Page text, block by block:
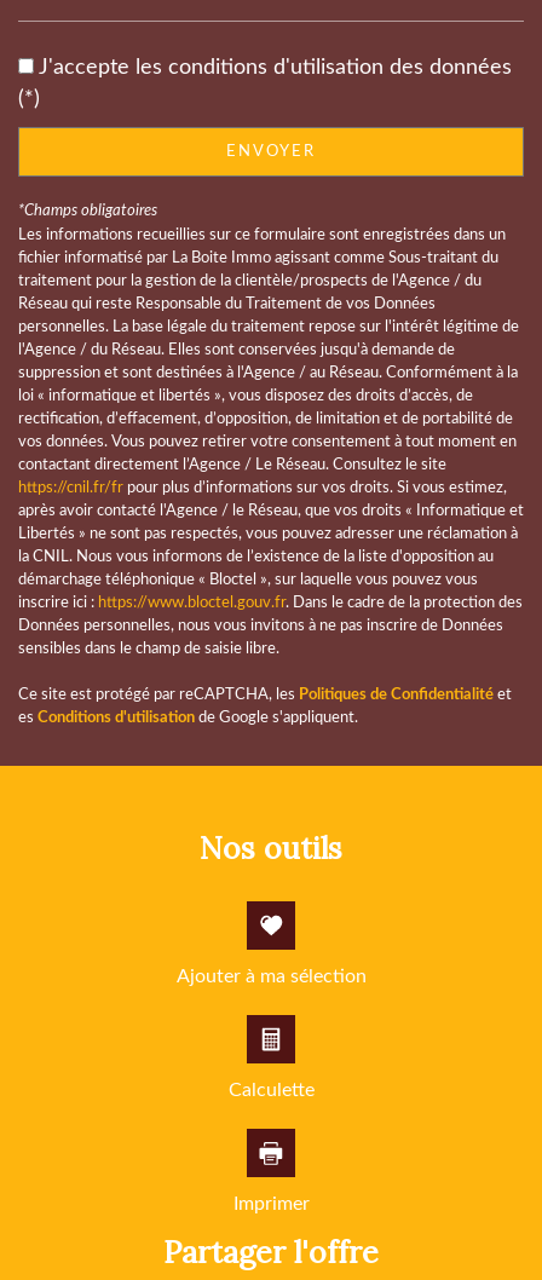
Propriétaires (vs. locataires)
Taxe habitation 5,61 %
Taxe foncière
Habitants de moins de 25 ans 20,41 %
Habitants de 25 à 55 ans
Habitants de plus de 55 ans 47,85 %
Nombre d'enfants par famille 0,60
Familles sans enfant 74,19 %
Familles avec 1 ou 2 enfants
Maisons 94,65 %
Appartements 5,35 %
Familles avec 3 enfants
J'accepte les conditions d'utilisation des données
(*)
ENVOYER
*Champs obligatoires
Les informations recueillies sur ce formulaire sont enregistrées dans un
fichier informatisé par La Boite Immo agissant comme Sous-traitant du
traitement pour la gestion de la clientèle/prospects de l'Agence / du
Réseau qui reste Responsable du Traitement de vos Données
personnelles. La base légale du traitement repose sur l'intérêt légitime de
l'Agence / du Réseau. Elles sont conservées jusqu'à demande de
suppression et sont destinées à l'Agence / au Réseau. Conformément à la
loi « informatique et libertés », vous disposez des droits d’accès, de
rectification, d’effacement, d’opposition, de limitation et de portabilité de
vos données. Vous pouvez retirer votre consentement à tout moment en
contactant directement l’Agence / Le Réseau. Consultez le site
https://cnil.fr/fr pour plus d’informations sur vos droits. Si vous estimez,
après avoir contacté l'Agence / le Réseau, que vos droits « Informatique et
Libertés » ne sont pas respectés, vous pouvez adresser une réclamation à
la CNIL. Nous vous informons de l’existence de la liste d'opposition au
démarchage téléphonique « Bloctel », sur laquelle vous pouvez vous
inscrire ici : https://www.bloctel.gouv.fr. Dans le cadre de la protection des
Données personnelles, nous vous invitons à ne pas inscrire de Données
sensibles dans le champ de saisie libre.
Ce site est protégé par reCAPTCHA, les Politiques de Confidentialité et
es Conditions d'utilisation de Google s'appliquent.
nos outils
Ajouter à ma sélection
Calculette
Imprimer
partager l'offre